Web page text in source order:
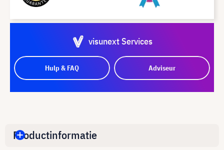
visunext Services
Hulp & FAQ Adviseur
Productinformatie